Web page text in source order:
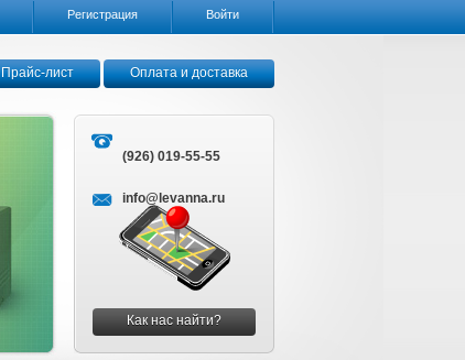
Регистрация Войти
Прайс-лист Оплата и доставка
(926) 019-55-55
info@levanna.ru
Как нас найти?